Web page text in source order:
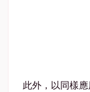
此外，以同樣